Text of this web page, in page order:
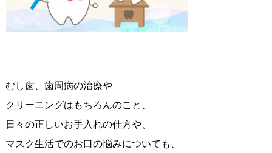
むし歯、歯周病の治療や
クリーニングはもちろんのこと、
日々の正しいお手入れの仕方や、
マスク生活でのお口の悩みについても、